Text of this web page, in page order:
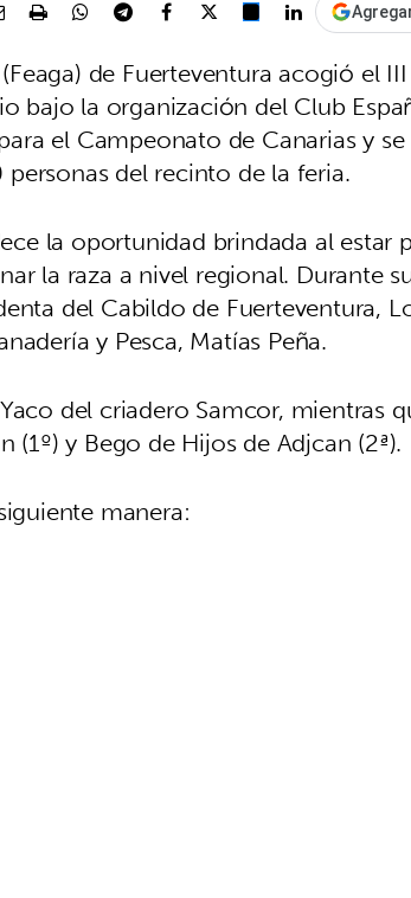
de Fuerteventura acogió el III
bajo la organización del Club
el Campeonato de Canarias y se
del recinto de la feria.
la oportunidad brindada al estar
la raza a nivel regional. Durante
del Cabildo de Fuerteventura,
y Pesca, Matías Peña.
del criadero Samcor, mientras
y Bego de Hijos de Adjcan (2ª).
manera: